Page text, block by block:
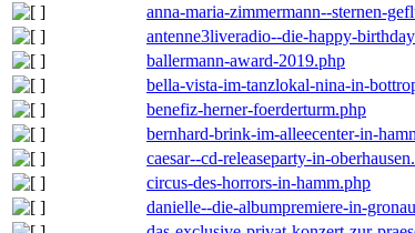
anna-maria-zimmermann--sternen-
antenne3liveradio--die-happy-
ballermann-award-2019.php
bella-vista-im-tanzlokal-nina-in-
benefiz-herner-foerderturm.php
bernhard-brink-im-alleecenter-in-
caesar--cd-releaseparty-in-
circus-des-horrors-in-hamm.php
danielle--die-albumpremiere-in-